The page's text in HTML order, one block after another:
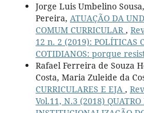
Jorge Luis Umbelino
Pereira, ATUAÇÃO DA
COMUM CURRICULAR,
12 n. 2 (2019): POLÍTICAS
COTIDIANOS: porque
Rafael Ferreira de Souza
Costa, Maria Zuleide da
CURRICULARES E EJA ,
Vol.11, N.3 (2018) QUATRO